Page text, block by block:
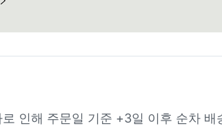
인해 주문일 기준 +3일 이후 순차 배